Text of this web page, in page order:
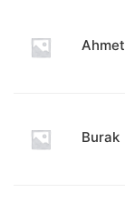
Ahmet
Burak